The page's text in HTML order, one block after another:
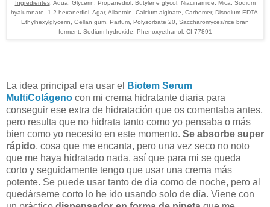
Ingredientes: Aqua, Glycerin, Propanediol, Butylene glycol, Niacinamide, Mica, Sodium
hyaluronate, 1,2-hexanediol, Agar, Allantoin, Calcium alginate, Carbomer, Disodium EDTA,
Ethylhexylglycerin, Gellan gum, Parfum, Polysorbate 20, Saccharomyces/rice bran
ferment, Sodium hydroxide, Phenoxyethanol, CI 77891
La idea principal era usar el Biotem Serum
MultiColágeno con mi crema hidratante diaria para
conseguir ese extra de hidratación que os comentaba antes,
pero resulta que no hidrata tanto como yo pensaba o más
bien como yo necesito en este momento. Se absorbe super
rápido, cosa que me encanta, pero una vez seco no noto
que me haya hidratado nada, así que para mi se queda
corto y seguidamente tengo que usar una crema más
potente. Se puede usar tanto de día como de noche, pero al
quedárseme corto lo he ido usando solo de día. Viene con